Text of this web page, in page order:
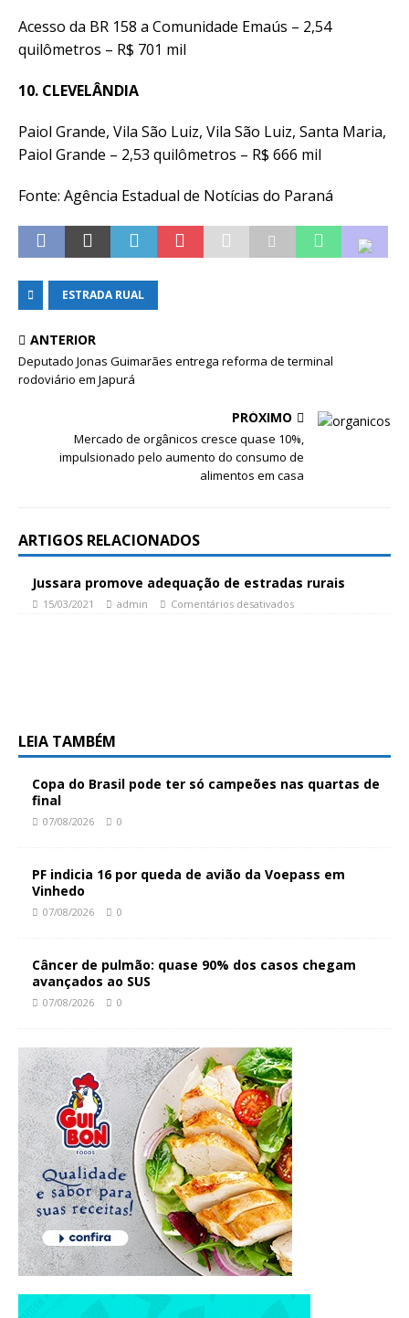
Acesso da BR 158 a Comunidade Emaús – 2,54
quilômetros – R$ 701 mil
10. CLEVELÂNDIA
Paiol Grande, Vila São Luiz, Vila São Luiz, Santa Maria,
Paiol Grande – 2,53 quilômetros – R$ 666 mil
Fonte: Agência Estadual de Notícias do Paraná
ESTRADA RUAL
ANTERIOR
Deputado Jonas Guimarães entrega reforma de terminal
rodoviário em Japurá
PRÓXIMO
Mercado de orgânicos cresce quase 10%,
impulsionado pelo aumento do consumo de
alimentos em casa
ARTIGOS RELACIONADOS
Jussara promove adequação de estradas rurais
15/03/2021 admin Comentários desativados
LEIA TAMBÉM
Copa do Brasil pode ter só campeões nas quartas de
final
07/08/2026 0
PF indicia 16 por queda de avião da Voepass em
Vinhedo
07/08/2026 0
Câncer de pulmão: quase 90% dos casos chegam
avançados ao SUS
07/08/2026 0